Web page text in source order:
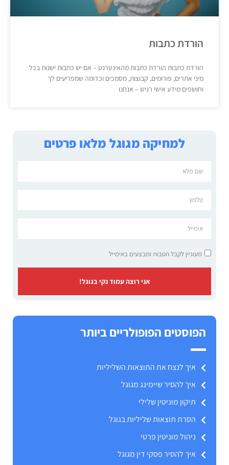
למחיקה מגוגל מלאו פרטים
מעוניין לקבל הטבות ומבצעים באימייל
אני רוצה עמוד נקי בגוגל!
הפוסטים הפופולריים ביותר
איך לנצח את התוצאות השליליות
איך להסיר שיימינג מגוגל
תיקון מוניטין שלילי
הסרת תוצאות שליליות בגוגל
ניהול מוניטין פרטי
איך להסיר פסקי דין מגוגל
הורדת כתבות
הורדת כתבות הורדת כתבות מהאינטרנט – אם יש כתבות ישנות בכל
מיני אתרים, פורומים, קבוצות, מסמכים וכדומה שמפריעים לך
וחושפים מידע אישי רגיש – אנחנו